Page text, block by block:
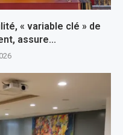
« variable clé » de
assure...